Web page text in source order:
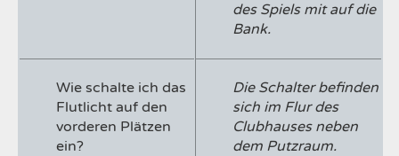
des Spiels mit auf die
Bank.
Wie schalte ich das
Flutlicht auf den
vorderen Plätzen
ein?
Die Schalter befinden
sich im Flur des
Clubhauses neben
dem Putzraum.